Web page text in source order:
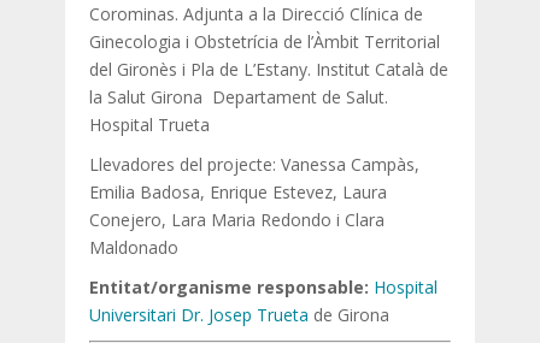
Corominas. Adjunta a la Direcció Clínica de
Ginecologia i Obstetrícia de l’Àmbit Territorial
del Gironès i Pla de L’Estany. Institut Català de
la Salut Girona Departament de Salut.
Hospital Trueta
Llevadores del projecte: Vanessa Campàs,
Emilia Badosa, Enrique Estevez, Laura
Conejero, Lara Maria Redondo i Clara
Maldonado
Entitat/organisme responsable: Hospital
Universitari Dr. Josep Trueta de Girona